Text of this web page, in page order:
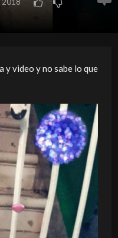
video y no sabe lo que